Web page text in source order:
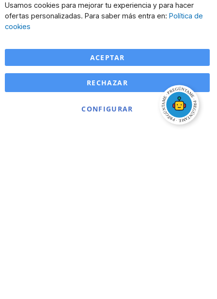
Usamos cookies para mejorar tu experiencia y para hacer
ofertas personalizadas. Para saber más entra en: Política de
cookies
ACEPTAR
CONFIGURAR
RECHAZAR